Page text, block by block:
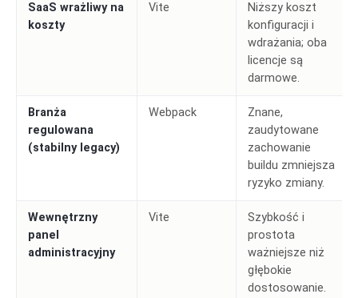
SaaS wrażliwy na
koszty
Vite
Niższy koszt
konfiguracji i
wdrażania; oba
licencje są
darmowe.
Branża
regulowana
(stabilny legacy)
Webpack
Znane,
zaudytowane
zachowanie
buildu zmniejsza
ryzyko zmiany.
Wewnętrzny
panel
administracyjny
Vite
Szybkość i
prostota
ważniejsze niż
głębokie
dostosowanie.